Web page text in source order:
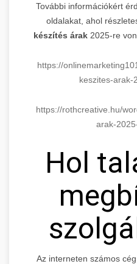
További információkért
oldalakat, ahol
készítés árak2025-re
https://
keszites-arak-
https://rothcreative.hu/
arak-
Hol
Az interneten számos